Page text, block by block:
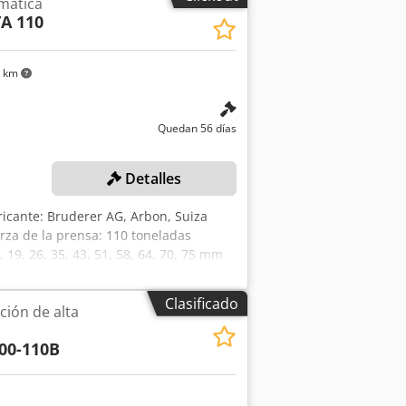
de alimentación: BBV 300
110
Quedan 56 días
Detalles
Bruderer AG, Arbon, Suiza
de la prensa: 110 toneladas
26, 35, 43, 51, 58, 64, 70, 75 mm
1.170 mm Ancho máximo de
la placa de sujeción: 80–180 mm
de alimentación: 3 x 380 V CA, 50
bar Dimensiones de la máquina
de banda: aprox. 24.600 kg Unidad
BBV 320/200 Alimentación máx.:
de la alimentación) Accesorios
Clasificado
de alta
110B